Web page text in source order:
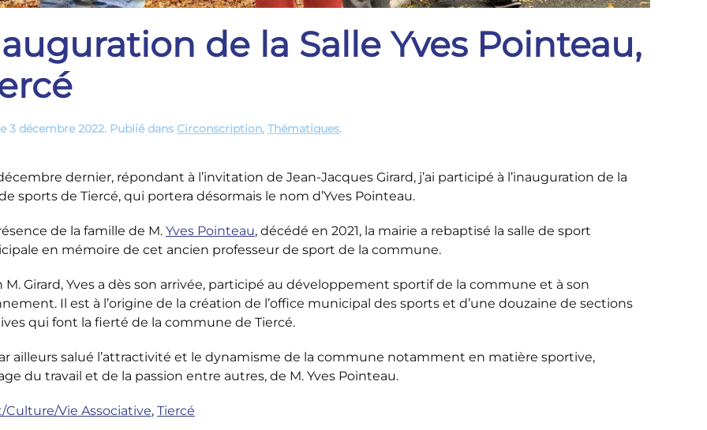
de la Salle Yves Pointeau,
3 décembre 2022. Publié dans Circonscription, Thématiques.
dernier, répondant à l’invitation de Jean-Jacques Girard, j’ai participé à l’inauguration de la
sports de Tiercé, qui portera désormais le nom d’Yves Pointeau.
de la famille de M. Yves Pointeau, décédé en 2021, la mairie a rebaptisé la salle de sport
en mémoire de cet ancien professeur de sport de la commune.
M. Girard, Yves a dès son arrivée, participé au développement sportif de la commune et à son
Il est à l’origine de la création de l’office municipal des sports et d’une douzaine de sections
qui font la fierté de la commune de Tiercé.
ailleurs salué l’attractivité et le dynamisme de la commune notamment en matière sportive,
du travail et de la passion entre autres, de M. Yves Pointeau.
Culture/Vie Associative, Tiercé